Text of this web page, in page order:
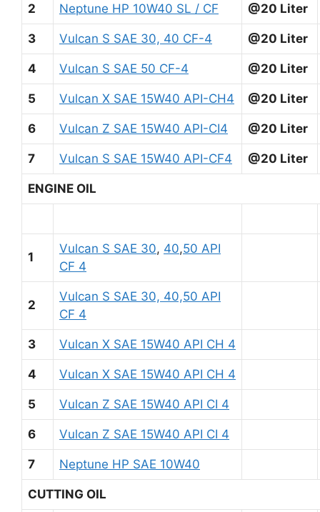
2 Neptune HP 10W40 SL / CF @20 Liter
3 Vulcan S SAE 30, 40 CF-4 @20 Liter
4 Vulcan S SAE 50 CF-4 @20 Liter
5 Vulcan X SAE 15W40 API-CH4 @20 Liter
6 Vulcan Z SAE 15W40 API-CI4 @20 Liter
7 Vulcan S SAE 15W40 API-CF4 @20 Liter
ENGINE OIL
1
Vulcan S SAE 30, 40,50 API
CF 4
2
Vulcan S SAE 30, 40,50 API
CF 4
3 Vulcan X SAE 15W40 API CH 4
4 Vulcan X SAE 15W40 API CH 4
5 Vulcan Z SAE 15W40 API CI 4
6 Vulcan Z SAE 15W40 API CI 4
7 Neptune HP SAE 10W40
CUTTING OIL